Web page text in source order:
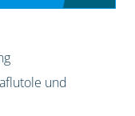
und